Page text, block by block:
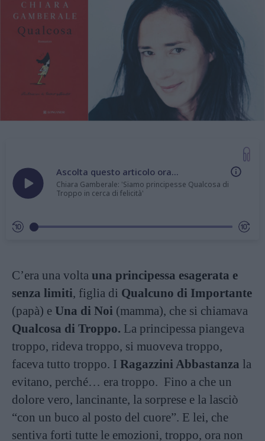
Ascolta questo articolo ora...
Chiara Gamberale: 'Siamo principesse Qualcosa di
Troppo in cerca di felicità'
C’era una volta una principessa esagerata e
senza limiti, figlia di Qualcuno di Importante
(papà) e Una di Noi (mamma), che si chiamava
Qualcosa di Troppo. La principessa piangeva
troppo, rideva troppo, si muoveva troppo,
faceva tutto troppo. I Ragazzini Abbastanza la
evitano, perché… era troppo. Fino a che un
dolore vero, lancinante, la sorprese e la lasciò
“con un buco al posto del cuore”. E lei, che
sentiva forti tutte le emozioni, troppo, ora non